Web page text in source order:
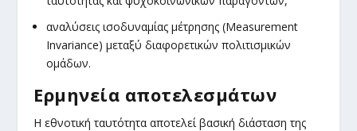
αναλύσεις ισοδυναμίας μέτρησης (Measurement
Invariance) μεταξύ διαφορετικών πολιτισμικών
ομάδων.
Ερμηνεία αποτελεσμάτων
Η εθνοτική ταυτότητα αποτελεί βασική διάσταση της